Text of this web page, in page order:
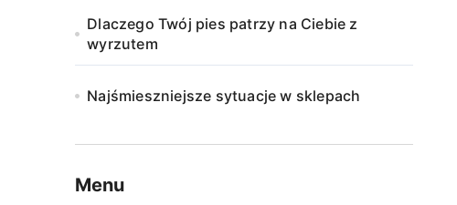
Dlaczego Twój pies patrzy na Ciebie z
wyrzutem
Najśmieszniejsze sytuacje w sklepach
Menu